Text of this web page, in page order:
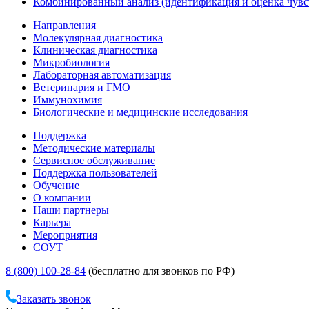
Направления
Молекулярная диагностика
Клиническая диагностика
Микробиология
Лабораторная автоматизация
Ветеринария и ГМО
Иммунохимия
Биологические и медицинские исследования
Поддержка
Методические материалы
Сервисное обслуживание
Поддержка пользователей
Обучение
О компании
Наши партнеры
Карьера
Мероприятия
СОУТ
8 (800) 100-28-84 (бесплатно для звонков по РФ)
Заказать звонок